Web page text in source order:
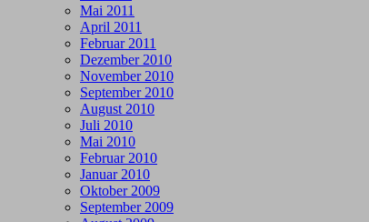
Mai 2011
April 2011
Februar 2011
Dezember 2010
November 2010
September 2010
August 2010
Juli 2010
Mai 2010
Februar 2010
Januar 2010
Oktober 2009
September 2009